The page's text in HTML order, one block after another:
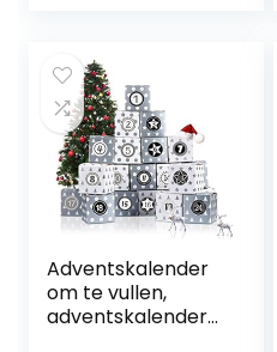
Adventskalender
om te vullen,
adventskalender